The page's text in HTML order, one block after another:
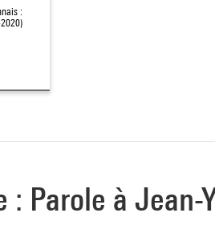
:
: Parole à Jean-